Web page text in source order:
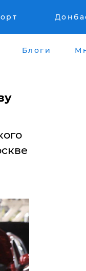
Блоги